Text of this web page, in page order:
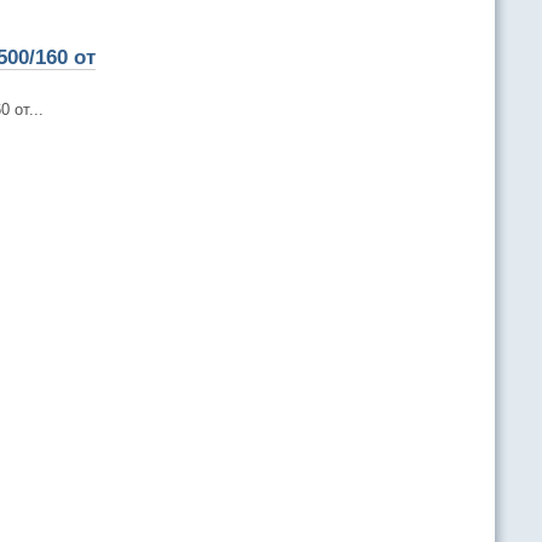
160 от
от...